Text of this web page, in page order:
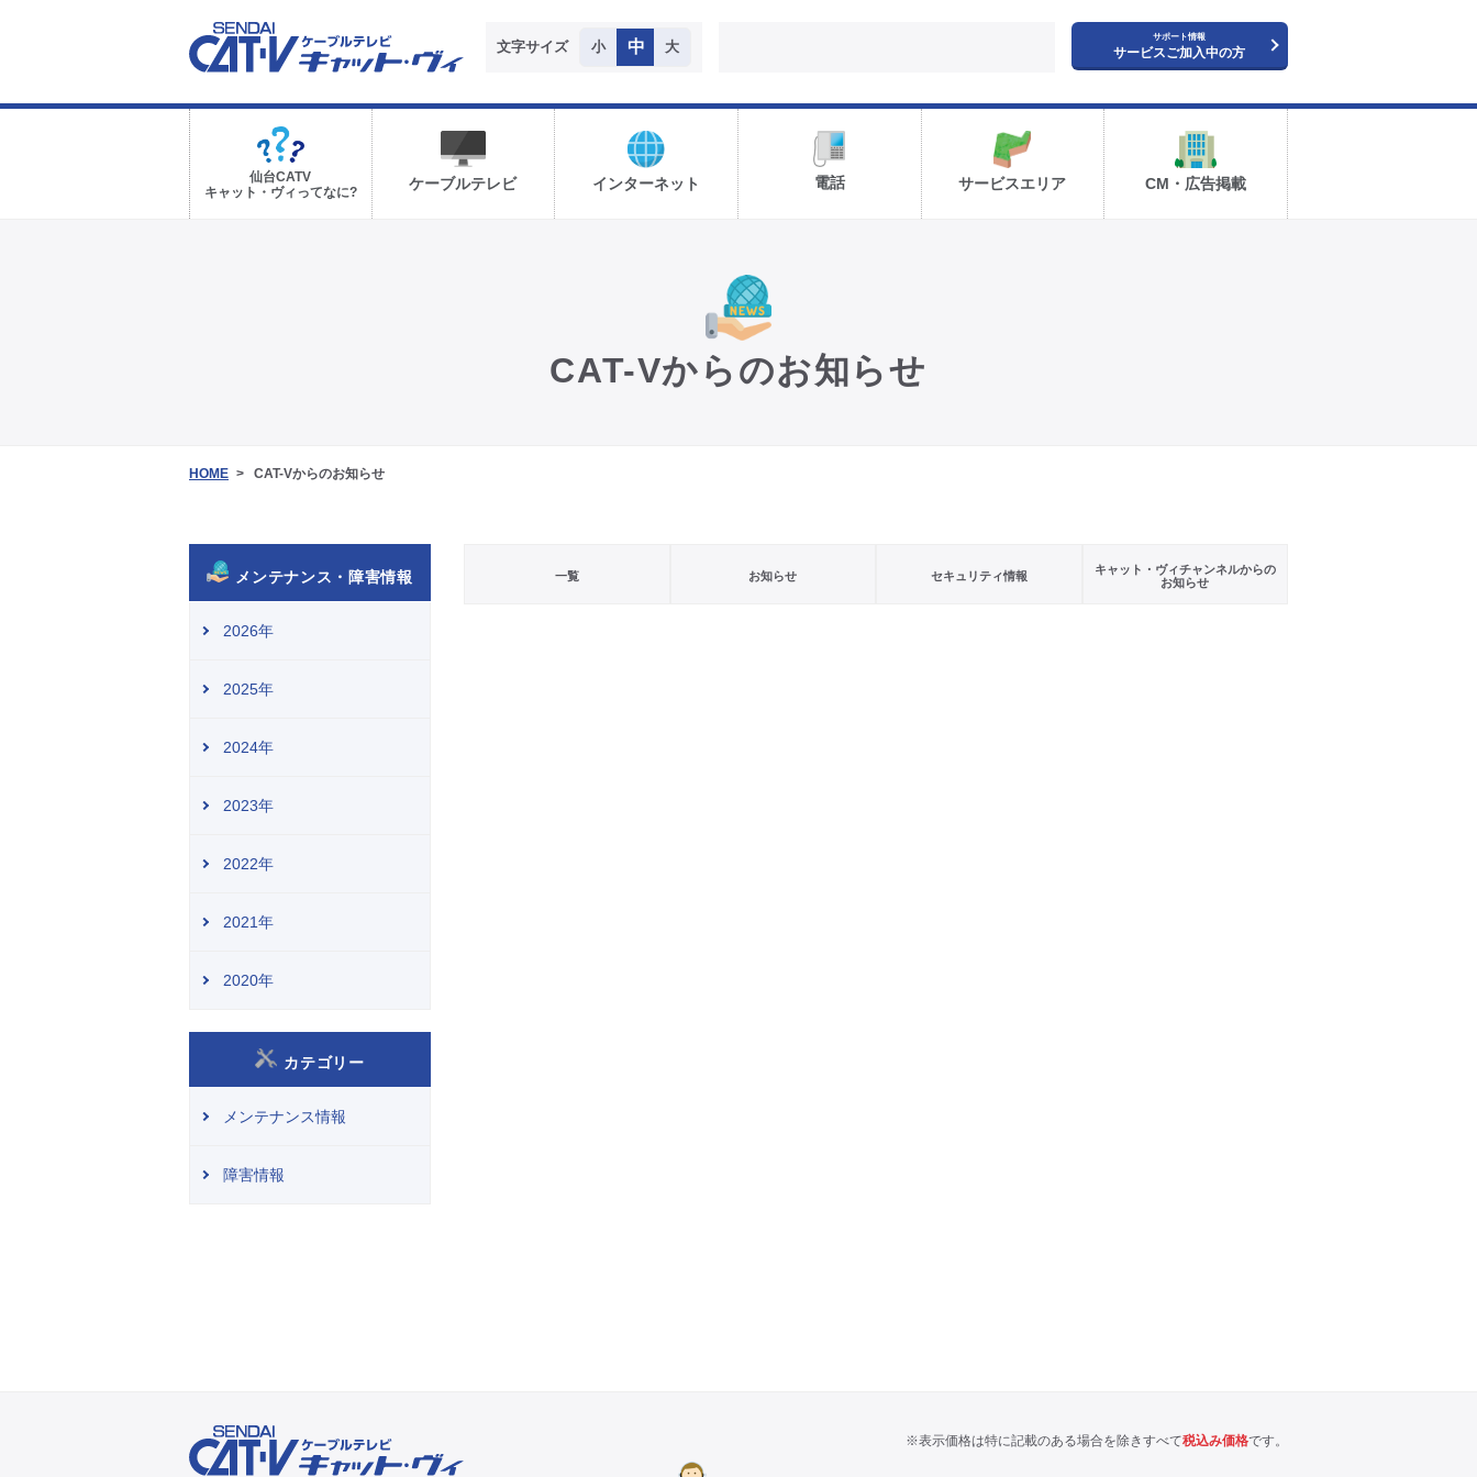
文字サイズ 小 中 大
サポート情報
サービスご加入中の方
仙台CATV
キャット・ヴィってなに?
ケーブルテレビ インターネット 電話 サービスエリア CM・広告掲載
CAT-Vからのお知らせ
HOME CAT-Vからのお知らせ
一覧 お知らせ セキュリティ情報
キャット・ヴィチャンネルからの
お知らせ
メンテナンス・障害情報
2026年
2025年
2024年
2023年
2022年
2021年
2020年
カテゴリー
メンテナンス情報
障害情報
※表示価格は特に記載のある場合を除きすべて税込み価格です。